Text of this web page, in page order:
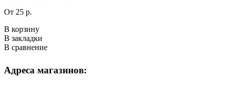
От 25 р.
В корзину
В закладки
В сравнение
Адреса магазинов: